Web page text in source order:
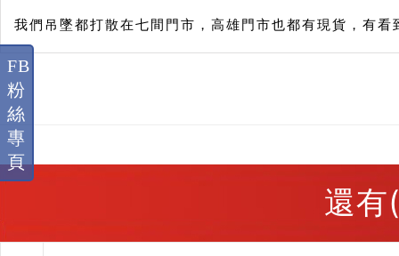
我們吊墜都打散在七間門市，高雄門市也都有現貨，有
還有
FB
粉
絲
專
頁